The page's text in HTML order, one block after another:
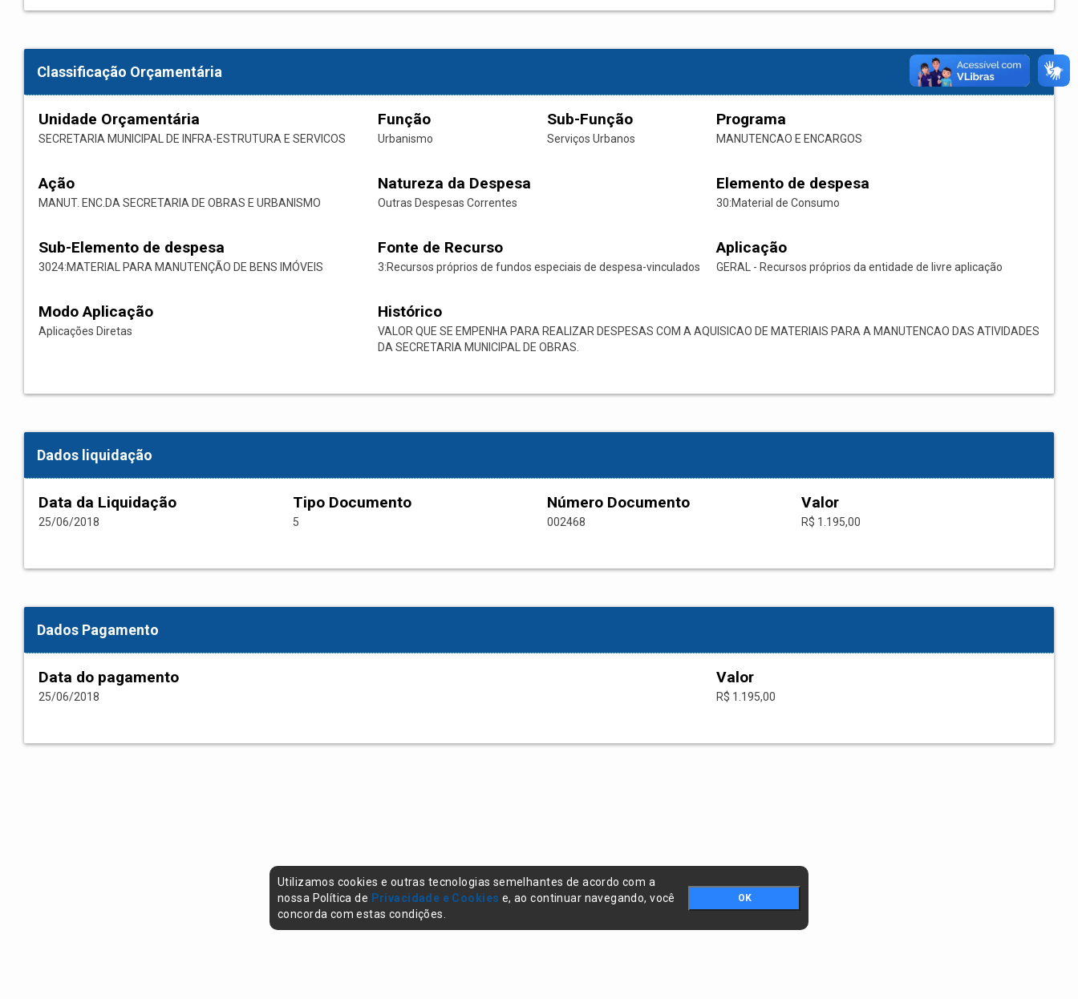
Classificação Orçamentária
Unidade Orçamentária
SECRETARIA MUNICIPAL DE INFRA-ESTRUTURA E SERVICOS
Função
Urbanismo
Sub-Função
Serviços Urbanos
Programa
MANUTENCAO E ENCARGOS
Ação
MANUT. ENC.DA SECRETARIA DE OBRAS E URBANISMO
Natureza da Despesa
Outras Despesas Correntes
Elemento de despesa
30:Material de Consumo
Sub-Elemento de despesa
3024:MATERIAL PARA MANUTENÇÃO DE BENS IMÓVEIS
Fonte de Recurso
3:Recursos próprios de fundos especiais de despesa-vinculados
Aplicação
GERAL - Recursos próprios da entidade de livre aplicação
Modo Aplicação
Aplicações Diretas
Histórico
VALOR QUE SE EMPENHA PARA REALIZAR DESPESAS COM A AQUISICAO DE MATERIAIS PARA A MANUTENCAO DAS ATIVIDADES
DA SECRETARIA MUNICIPAL DE OBRAS.
Dados liquidação
Data da Liquidação
25/06/2018
Tipo Documento
5
Número Documento
002468
Valor
R$ 1.195,00
Dados Pagamento
Data do pagamento
25/06/2018
Valor
R$ 1.195,00
Utilizamos cookies e outras tecnologias semelhantes de acordo com a
nossa Política de Privacidade e Cookies e, ao continuar navegando, você
concorda com estas condições.
OK